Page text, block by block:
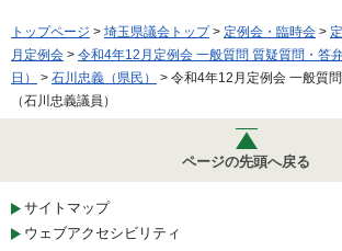
トップページ > 埼玉県議会トップ> 定例会・臨時会 >
月定例会 > 令和4年12月定例会 一般質問 質疑質問・答
日）
> 石川忠義（県民）
> 令和4年12月定例会 一般質
（石川忠義議員）
ページの先頭へ戻る
サイトマップ
ウェブアクセシビリティ